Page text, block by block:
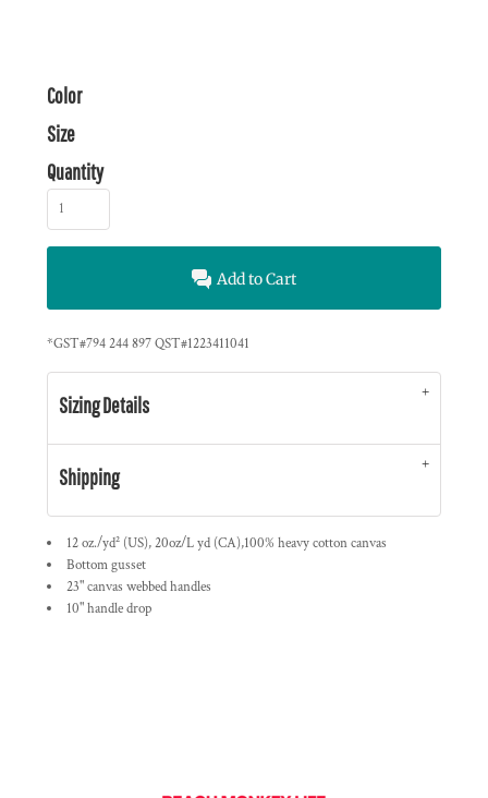
Color
Size
Quantity
Add to Cart
*GST#794 244 897 QST#1223411041
Sizing Details
Shipping
12 oz./yd² (US), 20oz/L yd (CA),100% heavy cotton canvas
Bottom gusset
23" canvas webbed handles
10" handle drop